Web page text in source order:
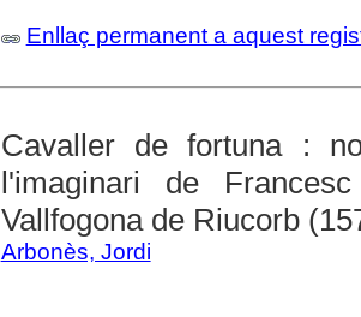
Enllaç permanent a aquest
Cavaller de fortuna :
l'imaginari de
Vallfogona de Riucorb
Arbonès, Jordi